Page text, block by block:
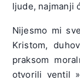
ljude, najmanji
Nijesmo mi
Kristom,
praksom
otvorili ventil